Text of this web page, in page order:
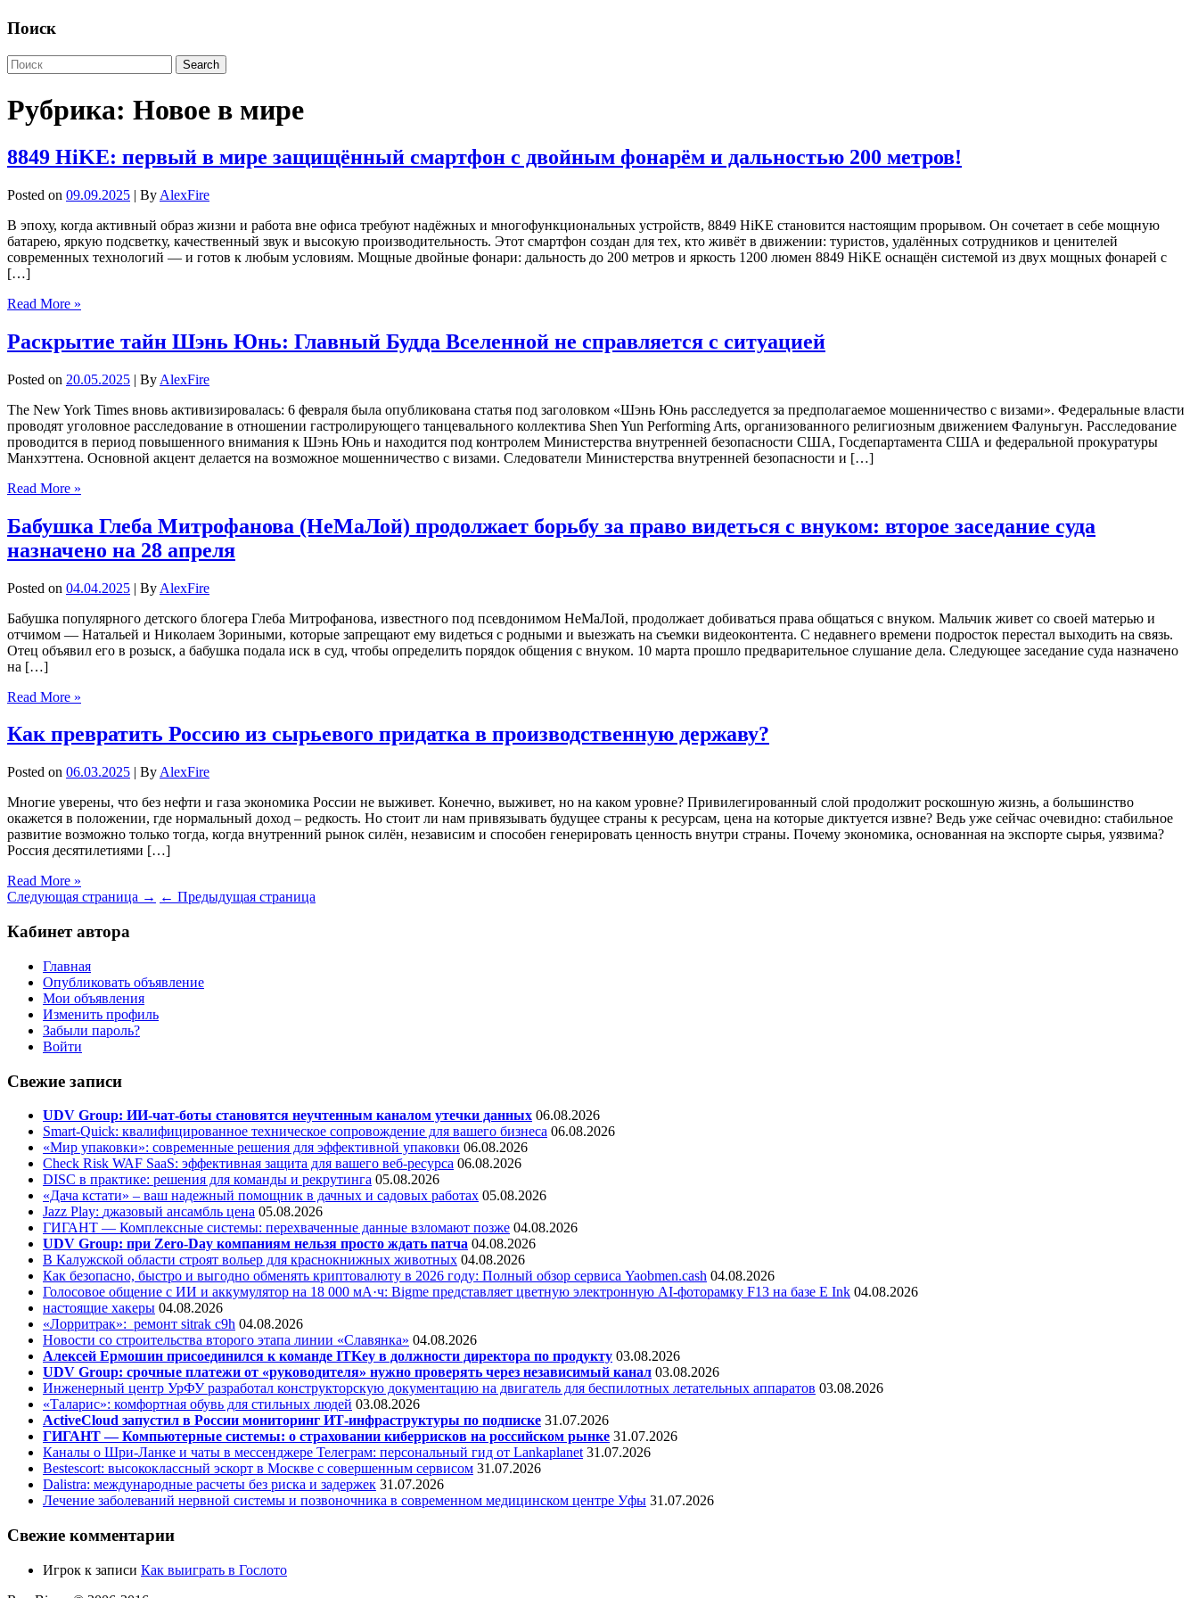
Поиск
Рубрика: Новое в мире
8849 HiKE: первый в мире защищённый смартфон с двойным фонарём и дальностью 200 метров!
Posted on 09.09.2025 | By AlexFire
В эпоху, когда активный образ жизни и работа вне офиса требуют надёжных и многофункциональных устройств, 8849 HiKE становится настоящим прорывом. Он сочетает в себе мощную
батарею, яркую подсветку, качественный звук и высокую производительность. Этот смартфон создан для тех, кто живёт в движении: туристов, удалённых сотрудников и ценителей
современных технологий — и готов к любым условиям. Мощные двойные фонари: дальность до 200 метров и яркость 1200 люмен 8849 HiKE оснащён системой из двух мощных фонарей с
[…]
Read More »
Раскрытие тайн Шэнь Юнь: Главный Будда Вселенной не справляется с ситуацией
Posted on 20.05.2025 | By AlexFire
The New York Times вновь активизировалась: 6 февраля была опубликована статья под заголовком «Шэнь Юнь расследуется за предполагаемое мошенничество с визами». Федеральные власти
проводят уголовное расследование в отношении гастролирующего танцевального коллектива Shen Yun Performing Arts, организованного религиозным движением Фалуньгун. Расследование
проводится в период повышенного внимания к Шэнь Юнь и находится под контролем Министерства внутренней безопасности США, Госдепартамента США и федеральной прокуратуры
Манхэттена. Основной акцент делается на возможное мошенничество с визами. Следователи Министерства внутренней безопасности и […]
Read More »
Бабушка Глеба Митрофанова (НеМаЛой) продолжает борьбу за право видеться с внуком: второе заседание суда
назначено на 28 апреля
Posted on 04.04.2025 | By AlexFire
Бабушка популярного детского блогера Глеба Митрофанова, известного под псевдонимом НеМаЛой, продолжает добиваться права общаться с внуком. Мальчик живет со своей матерью и
отчимом — Натальей и Николаем Зориными, которые запрещают ему видеться с родными и выезжать на съемки видеоконтента. С недавнего времени подросток перестал выходить на связь.
Отец объявил его в розыск, а бабушка подала иск в суд, чтобы определить порядок общения с внуком. 10 марта прошло предварительное слушание дела. Следующее заседание суда назначено
на […]
Read More »
Как превратить Россию из сырьевого придатка в производственную державу?
Posted on 06.03.2025 | By AlexFire
Многие уверены, что без нефти и газа экономика России не выживет. Конечно, выживет, но на каком уровне? Привилегированный слой продолжит роскошную жизнь, а большинство
окажется в положении, где нормальный доход – редкость. Но стоит ли нам привязывать будущее страны к ресурсам, цена на которые диктуется извне? Ведь уже сейчас очевидно: стабильное
развитие возможно только тогда, когда внутренний рынок силён, независим и способен генерировать ценность внутри страны. Почему экономика, основанная на экспорте сырья, уязвима?
Россия десятилетиями […]
Read More »
Следующая страница → ← Предыдущая страница
Кабинет автора
Главная
Опубликовать объявление
Мои объявления
Изменить профиль
Забыли пароль?
Войти
Свежие записи
UDV Group: ИИ-чат-боты становятся неучтенным каналом утечки данных 06.08.2026
Smart-Quick: квалифицированное техническое сопровождение для вашего бизнеса 06.08.2026
«Мир упаковки»: современные решения для эффективной упаковки 06.08.2026
Check Risk WAF SaaS: эффективная защита для вашего веб-ресурса 06.08.2026
DISC в практике: решения для команды и рекрутинга 05.08.2026
«Дача кстати» – ваш надежный помощник в дачных и садовых работах 05.08.2026
Jazz Play: джазовый ансамбль цена 05.08.2026
ГИГАНТ — Комплексные системы: перехваченные данные взломают позже 04.08.2026
UDV Group: при Zero-Day компаниям нельзя просто ждать патча 04.08.2026
В Калужской области строят вольер для краснокнижных животных 04.08.2026
Как безопасно, быстро и выгодно обменять криптовалюту в 2026 году: Полный обзор сервиса Yaobmen.cash 04.08.2026
Голосовое общение с ИИ и аккумулятор на 18 000 мА·ч: Bigme представляет цветную электронную AI-фоторамку F13 на базе E Ink 04.08.2026
настоящие хакеры 04.08.2026
«Лорритрак»: ремонт sitrak c9h 04.08.2026
Новости со строительства второго этапа линии «Славянка» 04.08.2026
Алексей Ермошин присоединился к команде ITKey в должности директора по продукту 03.08.2026
UDV Group: срочные платежи от «руководителя» нужно проверять через независимый канал 03.08.2026
Инженерный центр УрФУ разработал конструкторскую документацию на двигатель для беспилотных летательных аппаратов 03.08.2026
«Таларис»: комфортная обувь для стильных людей 03.08.2026
ActiveCloud запустил в России мониторинг ИТ-инфраструктуры по подписке 31.07.2026
ГИГАНТ — Компьютерные системы: о страховании киберрисков на российском рынке 31.07.2026
Каналы о Шри-Ланке и чаты в мессенджере Телеграм: персональный гид от Lankaplanet 31.07.2026
Bestescort: высококлассный эскорт в Москве с совершенным сервисом 31.07.2026
Dalistra: международные расчеты без риска и задержек 31.07.2026
Лечение заболеваний нервной системы и позвоночника в современном медицинском центре Уфы 31.07.2026
Свежие комментарии
Игрок к записи Как выиграть в Гослото